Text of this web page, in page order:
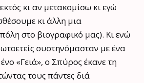
κι αν μετακομίσω κι εγώ
κι άλλη μια
στο βιογραφικό μας). Κι ενώ
συστηνόμασταν με ένα
«Γειά», ο Σπύρος έκανε τη
τους πάντες διά